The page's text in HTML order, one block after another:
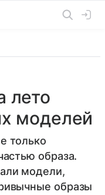
лето
моделей
только
образа.
модели,
образы